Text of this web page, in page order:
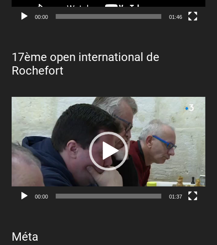
00:00 01:46
17ème open international de
Rochefort
Lecteur
vidéo
00:00 01:37
Méta